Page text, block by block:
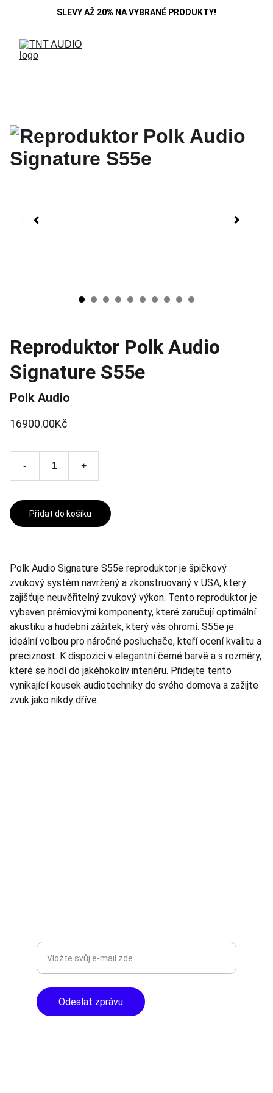
SLEVY AŽ 20% NA VYBRANÉ PRODUKTY!
Reproduktor Polk Audio
Signature S55e
Polk Audio
16900.00Kč
- +
Přidat do košíku
Polk Audio Signature S55e reproduktor je špičkový
zvukový systém navržený a zkonstruovaný v USA, který
zajišťuje neuvěřitelný zvukový výkon. Tento reproduktor je
vybaven prémiovými komponenty, které zaručují optimální
akustiku a hudební zážitek, který vás ohromí. S55e je
ideální volbou pro náročné posluchače, kteří ocení kvalitu a
preciznost. K dispozici v elegantní černé barvě a s rozměry,
které se hodí do jakéhokoliv interiéru. Přidejte tento
vynikající kousek audiotechniky do svého domova a zažijte
zvuk jako nikdy dříve.
Odeslat zprávu